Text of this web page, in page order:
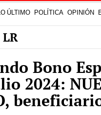
ÚLTIMO POLÍTICA OPINIÓN
Bono
2024: